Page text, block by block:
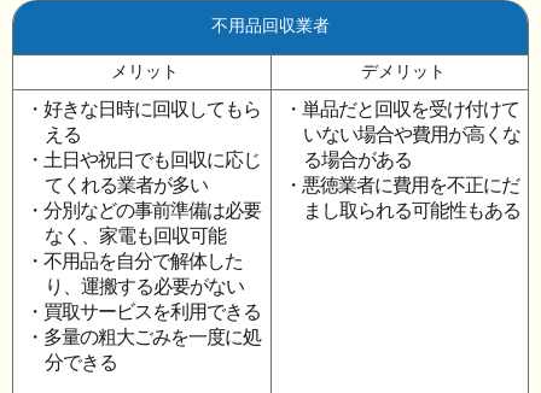
不用品回収業者
メリット デメリット
・好きな日時に回収してもら
える
・土日や祝日でも回収に応じ
てくれる業者が多い
・分別などの事前準備は必要
なく、家電も回収可能
・不用品を自分で解体した
り、運搬する必要がない
・買取サービスを利用できる
・多量の粗大ごみを一度に処
分できる
・単品だと回収を受け付けて
いない場合や費用が高くな
る場合がある
・悪徳業者に費用を不正にだ
まし取られる可能性もある